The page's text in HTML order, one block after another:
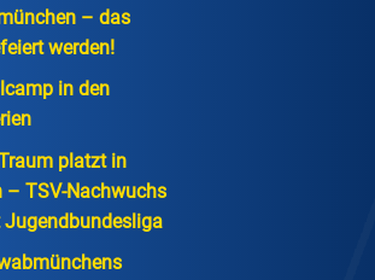
– das
werden!
in den
platzt in
– TSV-Nachwuchs
Jugendbundesliga